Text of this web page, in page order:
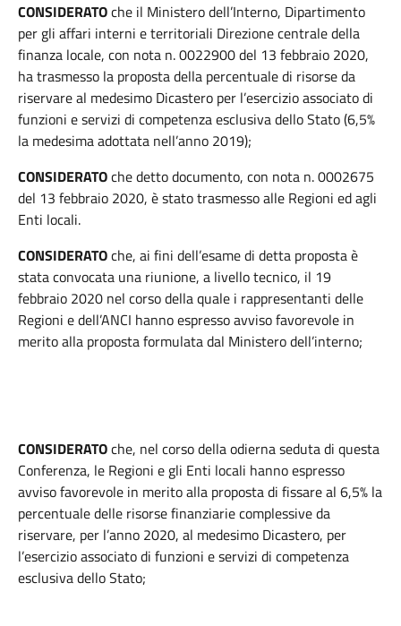
CONSIDERATOche il Ministero dell’Interno, Dipartimento
per gli affari interni e territoriali Direzione centrale della
finanza locale, con nota n. 0022900 del 13 febbraio 2020,
ha trasmesso la proposta della percentuale di risorse da
riservare al medesimo Dicastero per l’esercizio associato di
funzioni e servizi di competenza esclusiva dello Stato (6,5%
la medesima adottata nell’anno 2019);
CONSIDERATOche detto documento, con nota n. 0002675
del 13 febbraio 2020, è stato trasmesso alle Regioni ed agli
Enti locali.
CONSIDERATOche, ai fini dell’esame di detta proposta è
stata convocata una riunione, a livello tecnico, il 19
febbraio 2020 nel corso della quale i rappresentanti delle
Regioni e dell’ANCI hanno espresso avviso favorevole in
merito alla proposta formulata dal Ministero dell’interno;
CONSIDERATOche, nel corso della odierna seduta di questa
Conferenza, le Regioni e gli Enti locali hanno espresso
avviso favorevole in merito alla proposta di fissare al 6,5% la
percentuale delle risorse finanziarie complessive da
riservare, per l’anno 2020, al medesimo Dicastero, per
l’esercizio associato di funzioni e servizi di competenza
esclusiva dello Stato;